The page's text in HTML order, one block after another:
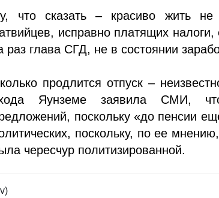
что сказать – красиво жить не
исправно платящих налоги,
раз глава СГД, не в состоянии
продлится отпуск –
Яунземе заявила СМИ,
поскольку «до пенсии
поскольку, по ее
чересчур политизированной.